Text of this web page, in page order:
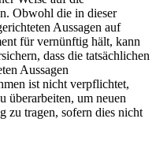
Obwohl die in dieser
Aussagen auf
für vernünftig hält, kann
dass die tatsächlichen
Aussagen
ist nicht verpflichtet,
überarbeiten, um neuen
zu tragen, sofern dies nicht